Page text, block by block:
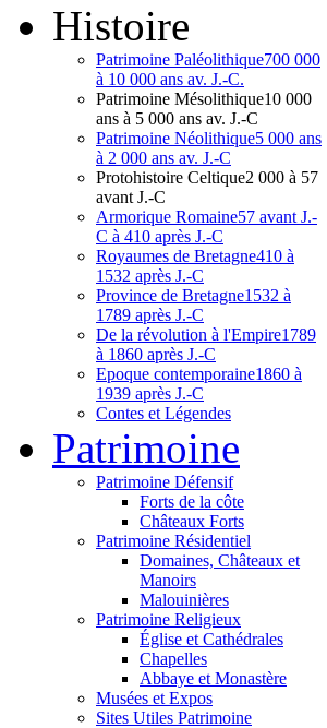
Histoire
Patrimoine Paléolithique700 000
à 10 000 ans av. J.-C.
Patrimoine Mésolithique10 000
ans à 5 000 ans av. J.-C
Patrimoine Néolithique5 000 ans
à 2 000 ans av. J.-C
Protohistoire Celtique2 000 à 57
avant J.-C
Armorique Romaine57 avant J.-
C à 410 après J.-C
Royaumes de Bretagne410 à
1532 après J.-C
Province de Bretagne1532 à
1789 après J.-C
De la révolution à l'Empire1789
à 1860 après J.-C
Epoque contemporaine1860 à
1939 après J.-C
Contes et Légendes
Patrimoine
Patrimoine Défensif
Forts de la côte
Châteaux Forts
Patrimoine Résidentiel
Domaines, Châteaux et
Manoirs
Malouinières
Patrimoine Religieux
Église et Cathédrales
Chapelles
Abbaye et Monastère
Musées et Expos
Sites Utiles Patrimoine